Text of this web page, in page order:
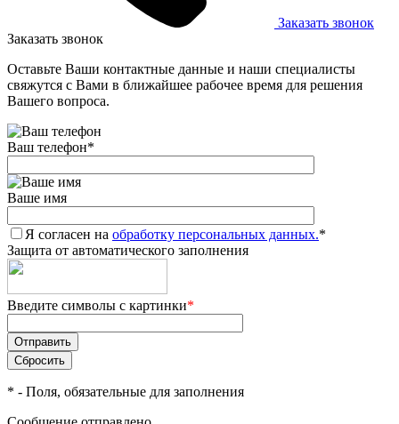
Заказать звонок
Заказать звонок
Оставьте Ваши контактные данные и наши специалисты
свяжутся с Вами в ближайшее рабочее время для решения
Вашего вопроса.
Ваш телефон*
Ваше имя
Я согласен на обработку персональных данных.*
Защита от автоматического заполнения
Введите символы с картинки*
* - Поля, обязательные для заполнения